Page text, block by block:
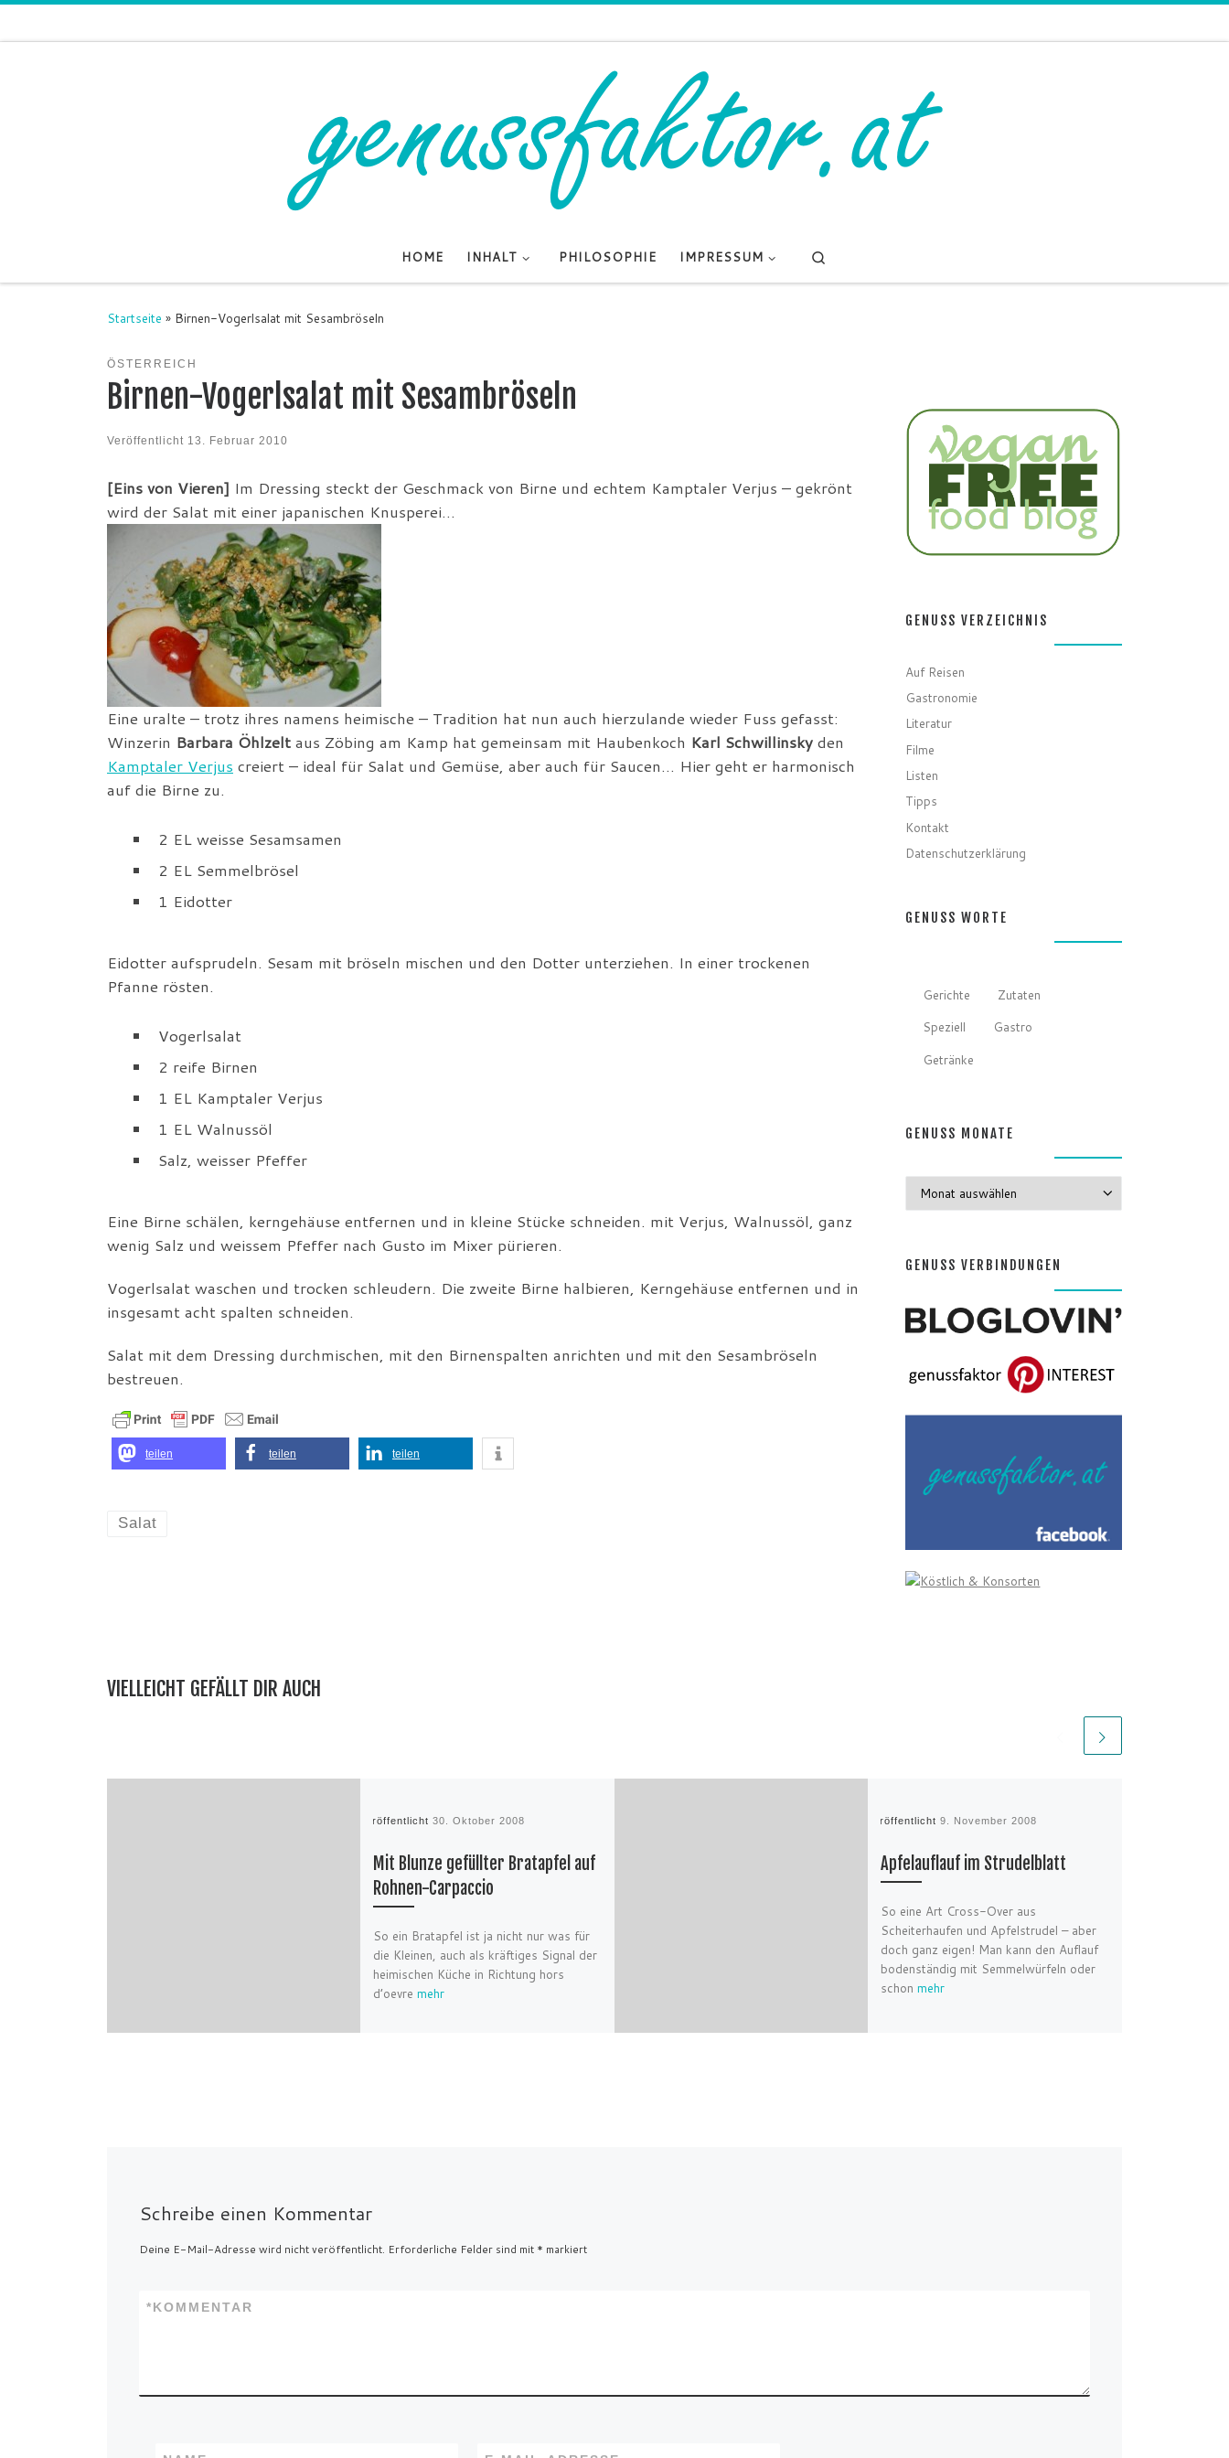
HOME INHALT PHILOSOPHIE IMPRESSUM
Startseite » Birnen-Vogerlsalat mit Sesambröseln
ÖSTERREICH
Birnen-Vogerlsalat mit Sesambröseln
Veröffentlicht 13. Februar 2010
[Eins von Vieren] Im Dressing steckt der Geschmack von Birne und echtem Kamptaler Verjus – gekrönt
wird der Salat mit einer japanischen Knusperei…
Eine uralte – trotz ihres namens heimische – Tradition hat nun auch hierzulande wieder Fuss gefasst:
Winzerin Barbara Öhlzelt aus Zöbing am Kamp hat gemeinsam mit Haubenkoch Karl Schwillinsky den
Kamptaler Verjus creiert – ideal für Salat und Gemüse, aber auch für Saucen… Hier geht er harmonisch
auf die Birne zu.
2 EL weisse Sesamsamen
2 EL Semmelbrösel
1 Eidotter
Eidotter aufsprudeln. Sesam mit bröseln mischen und den Dotter unterziehen. In einer trockenen
Pfanne rösten.
Vogerlsalat
2 reife Birnen
1 EL Kamptaler Verjus
1 EL Walnussöl
Salz, weisser Pfeffer
Eine Birne schälen, kerngehäuse entfernen und in kleine Stücke schneiden. mit Verjus, Walnussöl, ganz
wenig Salz und weissem Pfeffer nach Gusto im Mixer pürieren.
Vogerlsalat waschen und trocken schleudern. Die zweite Birne halbieren, Kerngehäuse entfernen und in
insgesamt acht spalten schneiden.
Salat mit dem Dressing durchmischen, mit den Birnenspalten anrichten und mit den Sesambröseln
bestreuen.
teilen teilen teilen
Salat
VIELLEICHT GEFÄLLT DIR AUCH
Veröffentlicht 30. Oktober 2008
Mit Blunze gefüllter Bratapfel auf
Rohnen-Carpaccio
So ein Bratapfel ist ja nicht nur was für
die Kleinen, auch als kräftiges Signal der
heimischen Küche in Richtung hors
d’oevre mehr
Veröffentlicht 9. November 2008
Apfelauflauf im Strudelblatt
So eine Art Cross-Over aus
Scheiterhaufen und Apfelstrudel – aber
doch ganz eigen! Man kann den Auflauf
bodenständig mit Semmelwürfeln oder
schon mehr
Schreibe einen Kommentar
Deine E-Mail-Adresse wird nicht veröffentlicht. Erforderliche Felder sind mit * markiert
KOMMENTAR
*
Tipps
Datenschutzerklärung
Speziell
GENUSS MONATE